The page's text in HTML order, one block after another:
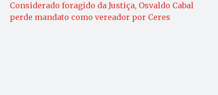
Considerado foragido da Justiça, Osvaldo Cabal
perde mandato como vereador por Ceres